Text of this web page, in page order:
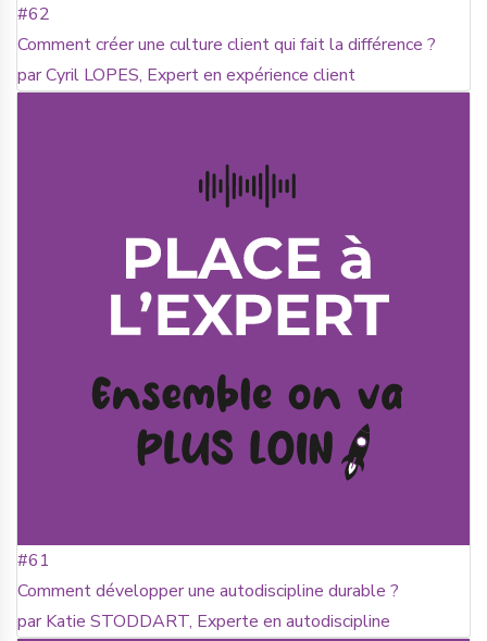
#62
Comment créer une culture client qui fait la différence ?
par Cyril LOPES, Expert en expérience client
#61
Comment développer une autodiscipline durable ?
par Katie STODDART, Experte en autodiscipline